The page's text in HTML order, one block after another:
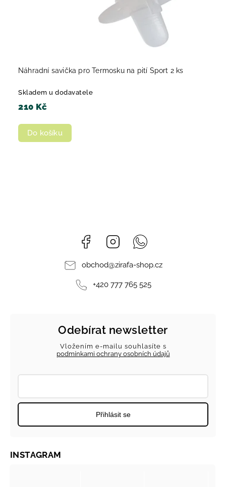
Náhradní savička pro Termosku na pití Sport 2 ks
Skladem u dodavatele
210 Kč
Do košíku
Facebook Instagram
obchod@zirafa-shop.cz
+420 777 765 525
Odebírat newsletter
Vložením e-mailu souhlasíte s
podmínkami ochrany osobních údajů
Přihlásit se
INSTAGRAM